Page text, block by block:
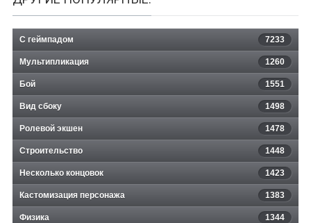
С геймпадом 7233
Мультипликация 1260
Бой 1551
Вид сбоку 1498
Ролевой экшен 1478
Строительство 1448
Несколько концовок 1423
Кастомизация персонажа 1383
Физика 1344